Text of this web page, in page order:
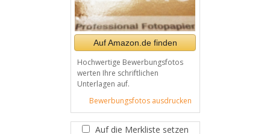
Auf Amazon.de finden
Hochwertige Bewerbungsfotos
werten Ihre schriftlichen
Unterlagen auf.
Bewerbungsfotos ausdrucken
Auf die Merkliste setzen